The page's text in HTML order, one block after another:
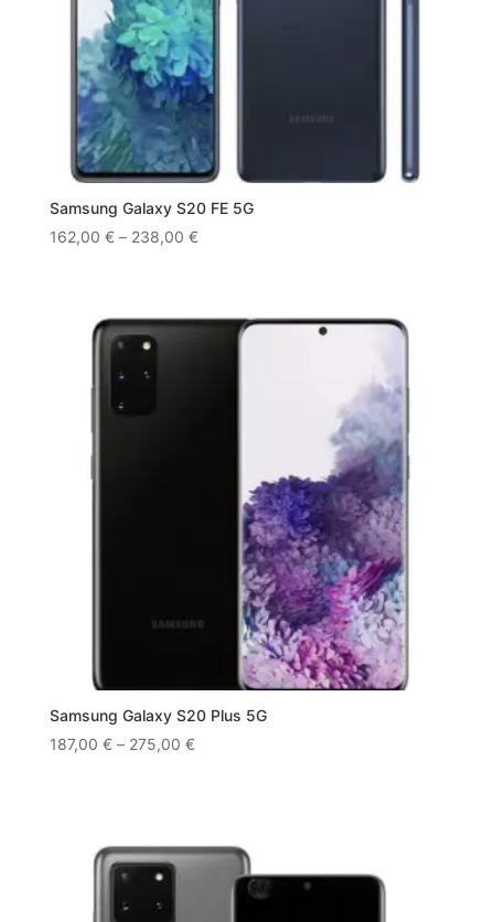
Samsung Galaxy S20 FE 5G
162,00 €– 238,00 €
Samsung Galaxy S20 Plus 5G
187,00 €– 275,00 €